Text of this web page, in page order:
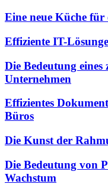
Eine neue Küche für
Effiziente IT-
Die Bedeutung
Unternehmen
Effizientes
Büros
Die Kunst der
Die Bedeutung von
Wachstum